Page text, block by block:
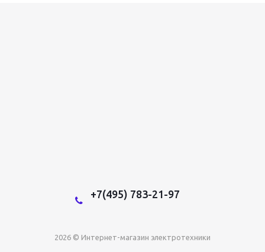
+7(495) 783-21-97
2026 © Интернет-магазин электротехники